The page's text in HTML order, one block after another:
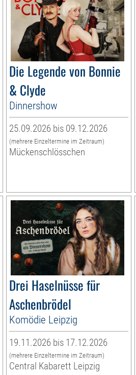
Die Legende von Bonnie
& Clyde
Dinnershow
25.09.2026 bis 09.12.2026
(mehrere Einzeltermine im Zeitraum)
Mückenschlösschen
Drei Haselnüsse für
Aschenbrödel
Komödie Leipzig
19.11.2026 bis 17.12.2026
(mehrere Einzeltermine im Zeitraum)
Central Kabarett Leipzig